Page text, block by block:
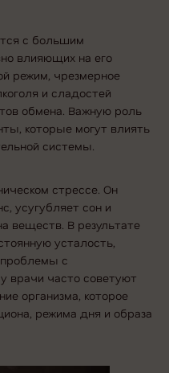
с большим
влияющих на его
режим, чрезмерное
и сладостей
обмена. Важную роль
которые могут влиять
системы.
стрессе. Он
усугубляет сон и
веществ. В результате
усталость,
проблемы с
врачи часто советуют
организма, которое
режима дня и образа